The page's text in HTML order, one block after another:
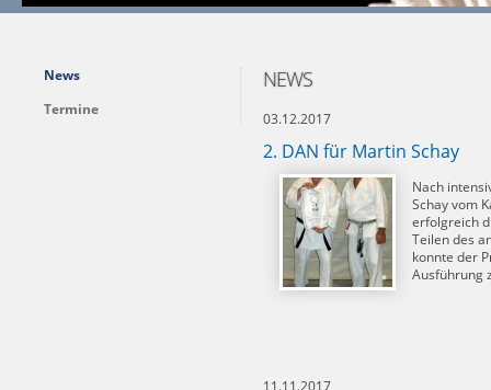
News
Termine
NEWS
03.12.2017
2. DAN für Martin Schay
Nach
Schay vom
erfolgreich
Teilen des
konnte der
Ausführung
11.11.2017